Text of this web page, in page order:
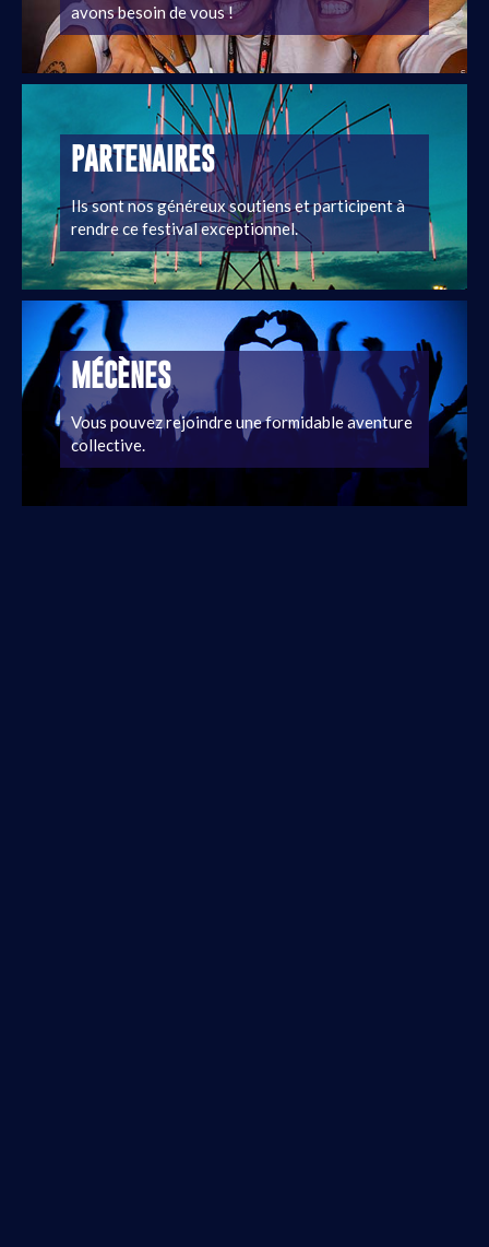
avons besoin de vous !
PARTENAIRES
Ils sont nos généreux soutiens et participent à
rendre ce festival exceptionnel.
MÉCÈNES
Vous pouvez rejoindre une formidable aventure
collective.